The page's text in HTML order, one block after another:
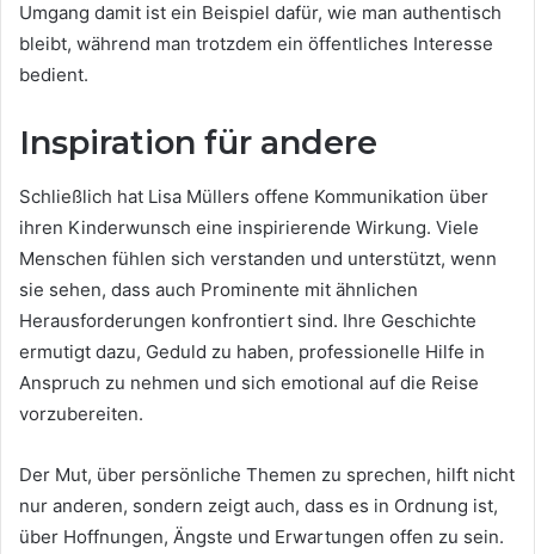
Umgang damit ist ein Beispiel dafür, wie man authentisch
bleibt, während man trotzdem ein öffentliches Interesse
bedient.
Inspiration für andere
Schließlich hat Lisa Müllers offene Kommunikation über
ihren Kinderwunsch eine inspirierende Wirkung. Viele
Menschen fühlen sich verstanden und unterstützt, wenn
sie sehen, dass auch Prominente mit ähnlichen
Herausforderungen konfrontiert sind. Ihre Geschichte
ermutigt dazu, Geduld zu haben, professionelle Hilfe in
Anspruch zu nehmen und sich emotional auf die Reise
vorzubereiten.
Der Mut, über persönliche Themen zu sprechen, hilft nicht
nur anderen, sondern zeigt auch, dass es in Ordnung ist,
über Hoffnungen, Ängste und Erwartungen offen zu sein.